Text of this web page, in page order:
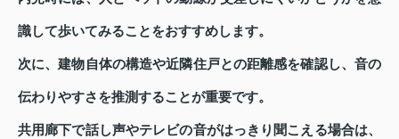
識して歩いてみることをおすすめします。
次に、建物自体の構造や近隣住戸との距離感を確認し、音の
伝わりやすさを推測することが重要です。
共用廊下で話し声やテレビの音がはっきり聞こえる場合は、